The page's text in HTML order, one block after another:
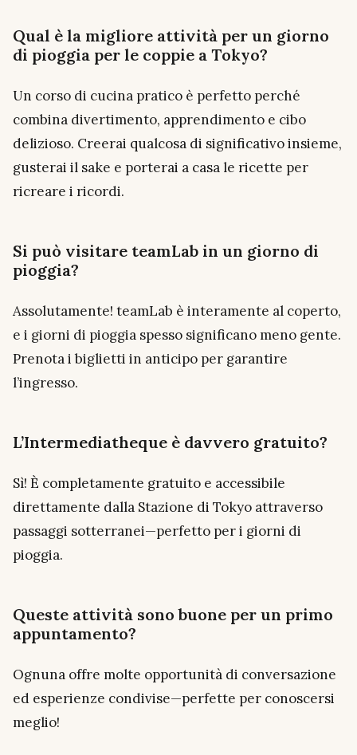
Qual è la migliore attività per un giorno
di pioggia per le coppie a Tokyo?
Un corso di cucina pratico è perfetto perché
combina divertimento, apprendimento e cibo
delizioso. Creerai qualcosa di significativo insieme,
gusterai il sake e porterai a casa le ricette per
ricreare i ricordi.
Si può visitare teamLab in un giorno di
pioggia?
Assolutamente! teamLab è interamente al coperto,
e i giorni di pioggia spesso significano meno gente.
Prenota i biglietti in anticipo per garantire
l’ingresso.
L’Intermediatheque è davvero gratuito?
Sì! È completamente gratuito e accessibile
direttamente dalla Stazione di Tokyo attraverso
passaggi sotterranei—perfetto per i giorni di
pioggia.
Queste attività sono buone per un primo
appuntamento?
Ognuna offre molte opportunità di conversazione
ed esperienze condivise—perfette per conoscersi
meglio!